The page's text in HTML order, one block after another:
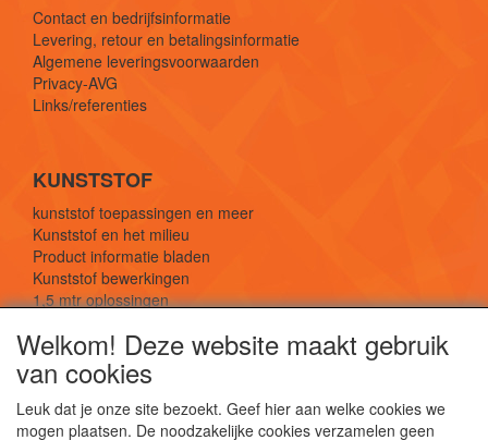
Contact en bedrijfsinformatie
Levering, retour en betalingsinformatie
Algemene leveringsvoorwaarden
Privacy-AVG
Links/referenties
KUNSTSTOF
kunststof toepassingen en meer
Kunststof en het milieu
Product informatie bladen
Kunststof bewerkingen
1,5 mtr oplossingen
SOCIALE MEDIA
Welkom! Deze website maakt gebruik
van cookies
Leuk dat je onze site bezoekt. Geef hier aan welke cookies we
mogen plaatsen. De noodzakelijke cookies verzamelen geen